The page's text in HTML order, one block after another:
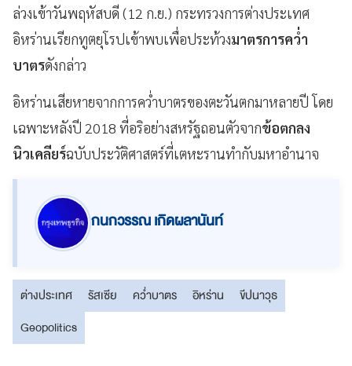
ล่วงเข้าวันพฤหัสบดี (12 ก.ย.) กระทรวงการต่างประเทศ
อิหร่านเรียกทูตยุโรปเข้าพบเพื่อประท้วงมาตรการคว่ำ
บาตรดังกล่าว
อิหร่านเสียหายจากการคว่ำบาตรของตะวันตกมาหลายปี โดย
เฉพาะหลังปี 2018 ที่อริอย่างสหรัฐถอนตัวจากข้อตกลง
นิวเคลียร์ฉบับประวัติศาสตร์ที่เตหะรานทำกับมหาอำนาจ
กนกวรรณ เกิดผลานันท์
ต่างประเทศ รัสเซีย คว่ำบาตร อิหร่าน
ขีปนาวุธ
Geopolitics